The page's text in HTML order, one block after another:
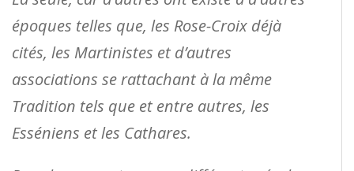
époques telles que, les Rose-Croix déjà
cités, les Martinistes et d’autres
associations se rattachant à la même
Tradition tels que et entre autres, les
Esséniens et les Cathares.